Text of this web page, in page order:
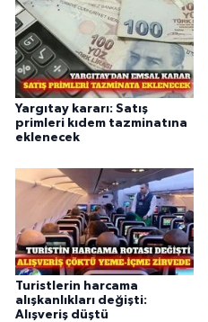
Yargıtay kararı: Satış
primleri kıdem tazminatına
eklenecek
Turistlerin harcama
alışkanlıkları değişti:
Alışveriş düştü